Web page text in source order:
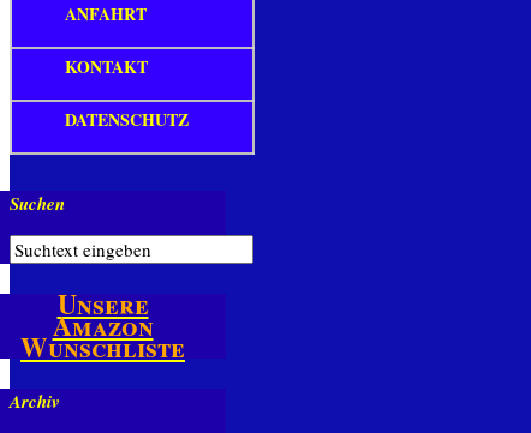
ANFAHRT
KONTAKT
DATENSCHUTZ
Suchen
Unsere
Amazon
Wunschliste
Archiv